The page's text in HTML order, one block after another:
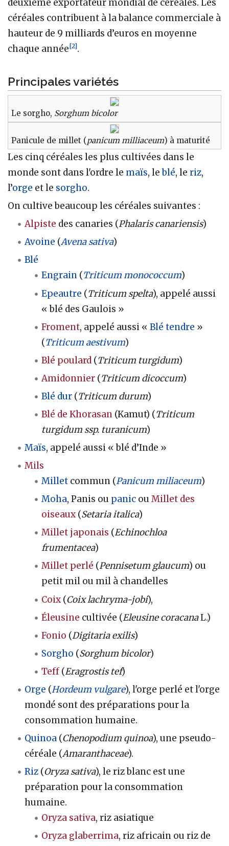
deuxième exportateur mondial de céréales. Les
céréales contribuent à la balance commerciale à
hauteur de 9 milliards d’euros en moyenne
chaque année[2].
Principales variétés
Le sorgho, Sorghum bicolor
Panicule de millet (panicum milliaceum) à maturité
Les cinq céréales les plus cultivées dans le
monde sont dans l'ordre le maïs, leblé, le riz,
l’orge et le sorgho.
On cultive beaucoup les céréales suivantes :
Alpiste des canaries (Phalaris canariensis)
Avoine (Avena sativa)
Blé
Engrain (Triticum monococcum)
Epeautre (Triticum spelta), appelé aussi
« blé des Gaulois »
Froment, appelé aussi «Blé tendre »
(Triticum aestivum)
Blé poulard (Triticum turgidum)
Amidonnier (Triticum dicoccum)
Blé dur (Triticum durum)
Blé de Khorasan (Kamut) (Triticum
turgidum ssp. turanicum)
Maïs, appelé aussi « blé d’Inde »
Mils
Millet commun (Panicum miliaceum)
Moha, Panis ou panic ouMillet des
oiseaux (Setaria italica)
Millet japonais (Echinochloa
frumentacea)
Millet perlé (Pennisetum glaucum) ou
petit mil ou mil à chandelles
Coix (Coix lachryma-jobi),
Éleusine cultivée (Eleusine coracanaL.)
Fonio (Digitaria exilis)
Sorgho (Sorghum bicolor)
Teff (Eragrostis tef)
Orge (Hordeum vulgare), l'orge perlé et l'orge
mondé sont des préparations pour la
consommation humaine.
Quinoa (Chenopodium quinoa), une pseudo-
céréale (Amaranthaceae).
Riz (Oryza sativa), le riz blanc est une
préparation pour la consommation
humaine.
Oryza sativa, riz asiatique
Oryza glaberrima, riz africain ou riz de